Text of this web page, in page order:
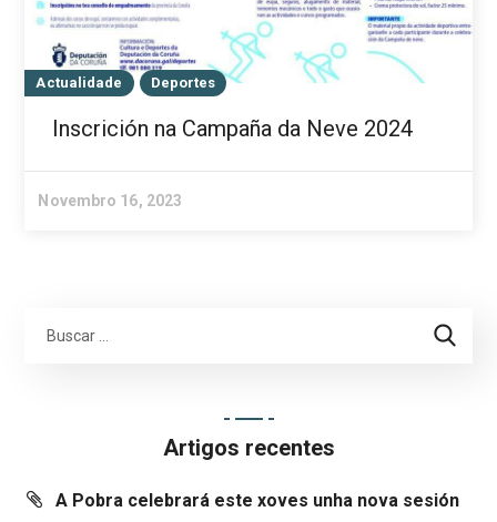
Actualidade Deportes
Inscrición na Campaña da Neve 2024
Novembro 16, 2023
Artigos recentes
A Pobra celebrará este xoves unha nova sesión